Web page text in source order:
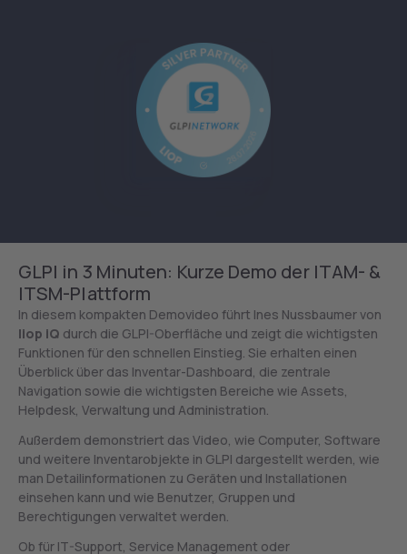
GLPI in 3 Minuten: Kurze Demo der ITAM- &
ITSM-Plattform
In diesem kompakten Demovideo führt Ines Nussbaumer von
liop iQ durch die GLPI-Oberfläche und zeigt die wichtigsten
Funktionen für den schnellen Einstieg. Sie erhalten einen
Überblick über das Inventar-Dashboard, die zentrale
Navigation sowie die wichtigsten Bereiche wie Assets,
Helpdesk, Verwaltung und Administration.
Außerdem demonstriert das Video, wie Computer, Software
und weitere Inventarobjekte in GLPI dargestellt werden, wie
man Detailinformationen zu Geräten und Installationen
einsehen kann und wie Benutzer, Gruppen und
Berechtigungen verwaltet werden.
Ob für IT-Support, Service Management oder